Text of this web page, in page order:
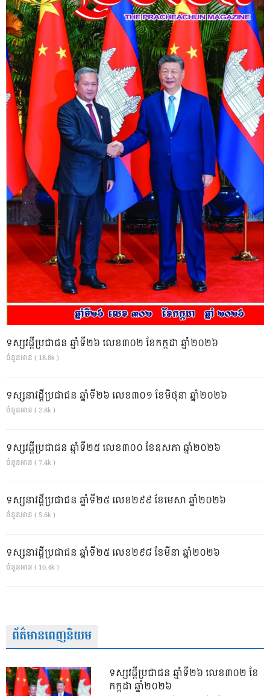
ទស្សវដ្តីប្រជាជន ឆ្នាំទី២៦ លេខ៣០២ ខែកក្កដា ឆ្នាំ២០២៦
ចំនួនអាន ( 18.8k )
ទស្សនាវដ្ដីប្រជាជន ឆ្នាំទី២៦ លេខ៣០១ ខែមិថុនា ឆ្នាំ២០២៦
ចំនួនអាន ( 2.8k )
ទស្សវដ្តីប្រជាជន ឆ្នាំទី២៥ លេខ៣០០ ខែឧសភា ឆ្នាំ២០២៦
ចំនួនអាន ( 7.4k )
ទស្សនាវដ្ដីប្រជាជន ឆ្នាំទី២៥ លេខ២៩៩ ខែមេសា ឆ្នាំ២០២៦
ចំនួនអាន ( 5.6k )
ទស្សនាវដ្ដីប្រជាជន ឆ្នាំទី២៥ លេខ២៩៨ ខែមីនា ឆ្នាំ២០២៦
ចំនួនអាន ( 10.4k )
ព័ត៌មានពេញនិយម
ទស្សវដ្តីប្រជាជន ឆ្នាំទី២៦ លេខ៣០២ ខែ
កក្កដា ឆ្នាំ២០២៦